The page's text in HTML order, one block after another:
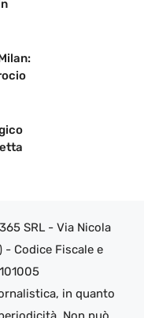
SRL - Via Nicola
- Codice Fiscale e
in quanto